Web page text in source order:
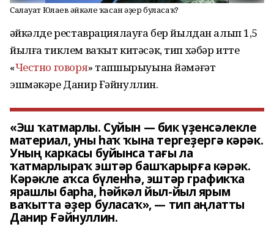
Салауат Юлаев һәйкәле ҡасан әҙер буласаҡ?
Һәйкәлде реставрациялауға бер йылдан алып 1,5
йылға тиклем ваҡыт китәсәк, тип хәбәр итте
«Честно говоря» тапшырыуына йәмәғәт
эшмәкәре Данир Ғәйнуллин.
«Эш ҡатмарлы. Суйын — бик үҙенсәлекле
материал, уны һаҡ ҡына тергеҙергә кәрәк.
Уның каркасы буйынса тағы ла
ҡатмарлыраҡ эштәр башҡарырға кәрәк.
Кәрәкле аҡса бүленһә, эштәр графикҡа
ярашлы барһа, һәйкәл йыл-йыл ярым
ваҡытта әҙер буласаҡ», — тип аңлатты
Данир Ғәйнуллин.